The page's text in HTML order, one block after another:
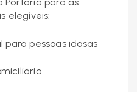
elegíveis:
para pessoas idosas